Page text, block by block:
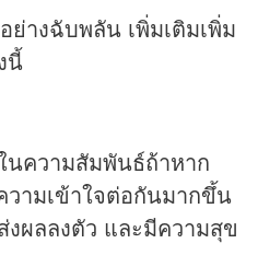
ย่างฉับพลัน เพิ่มเติมเพิ่ม
นี้
นความสัมพันธ์ถ้าหาก
วามเข้าใจต่อกันมากขึ้น
ผลลงตัว และมีความสุข